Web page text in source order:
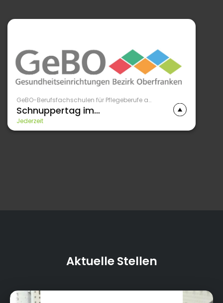
GeBO-Berufsfachschulen für Pflegeberufe am Bezirksklinikum Obermain
Schnuppertag im
Bezirkskrankenhaus Bayreuth
Jederzeit
Aktuelle Stellen
Frankenhammer, 95460 Bad Berneck